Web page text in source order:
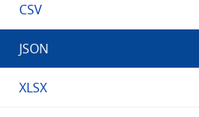
CSV
JSON
XLSX